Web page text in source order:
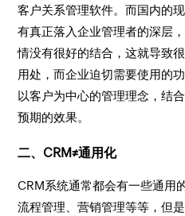
客户关系管理软件。而国内的
有真正落入企业管理者的深层
情没有很好的结合，这就导致
用处，而企业迫切需要使用的
以客户为中心的管理理念，结
预期的效果。
二、CRM≠通用化
CRM系统通常都会有一些通用
流程管理、营销管理等等，但